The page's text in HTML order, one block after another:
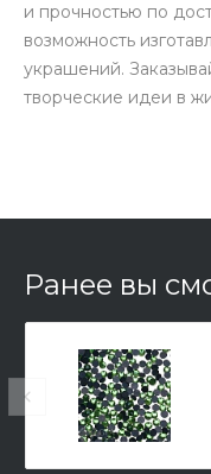
и прочностью по
возможность
украшений.
творческие идеи в
Ранее вы